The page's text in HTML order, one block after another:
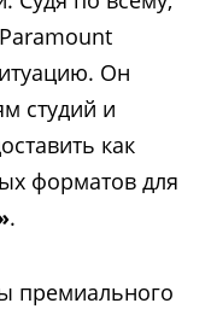
Он
студий и
как
форматов для
.
премиального